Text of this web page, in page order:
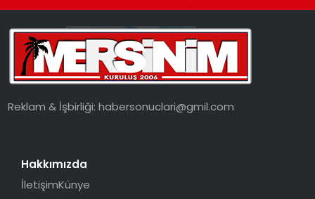
Reklam & İşbirliği:habersonuclari@gmil.com
Hakkımızda
İletişimKünye